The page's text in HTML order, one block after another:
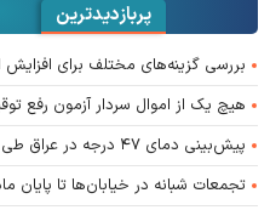
پربازدیدترین
بررسی گزینه‌های مختلف برای افزایش
هیچ یک از اموال سردار آزمون رفع
پیش‌بینی دمای ۴۷ درجه در عراق طی در روز اربعین
تجمعات شبانه در خیابان‌ها تا پایان